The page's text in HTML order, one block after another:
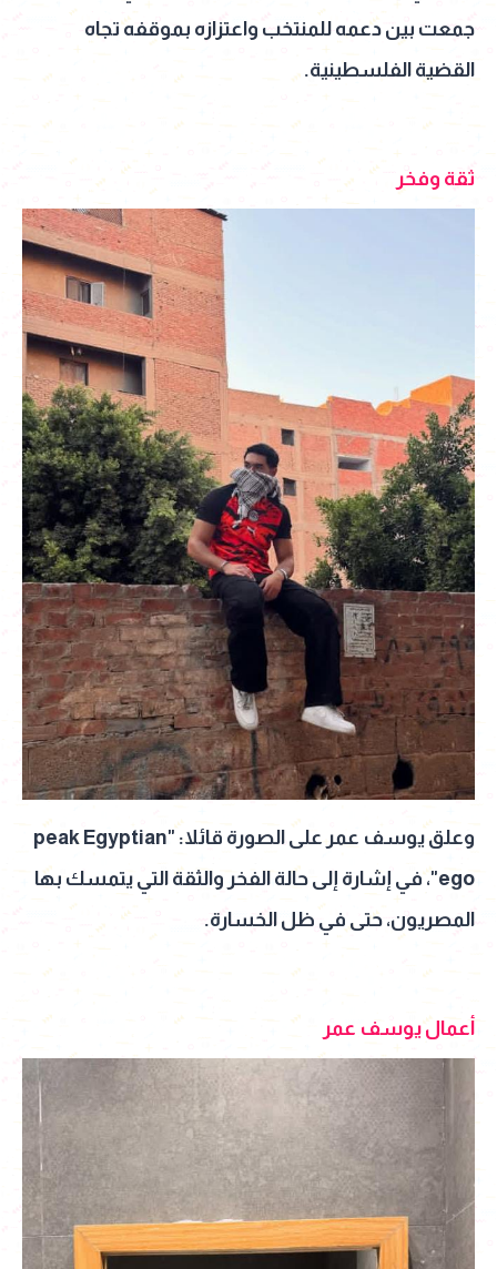
جمعت بين دعمه للمنتخب واعتزازه بموقفه تجاه
القضية الفلسطينية.
ثقة وفخر
وعلق يوسف عمر على الصورة قائلا: "peak Egyptian
ego"، في إشارة إلى حالة الفخر والثقة التي يتمسك بها
المصريون، حتى في ظل الخسارة.
أعمال يوسف عمر